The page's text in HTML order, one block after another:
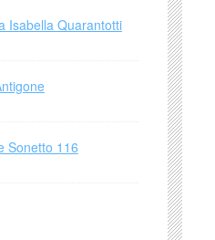
Isabella Quarantotti
Sonetto 116